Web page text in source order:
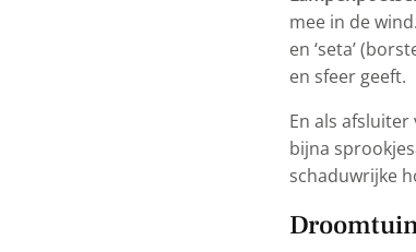
mee in de
en ‘seta’
en sfeer geeft.
En als
bijna
schaduwrijke